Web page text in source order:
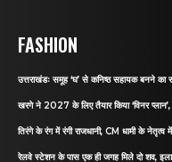
FASHION
उत्तराखंडः समूह ‘घ’ से कनिष्ठ सहायक बनने का
खरगे ने 2027 के लिए तैयार किया ‘विनर
तिरंगे के रंग में रंगी राजधानी, CM धामी के नेतृत्व
रेलवे स्टेशन के पास एक ही जगह मिले दो शव,